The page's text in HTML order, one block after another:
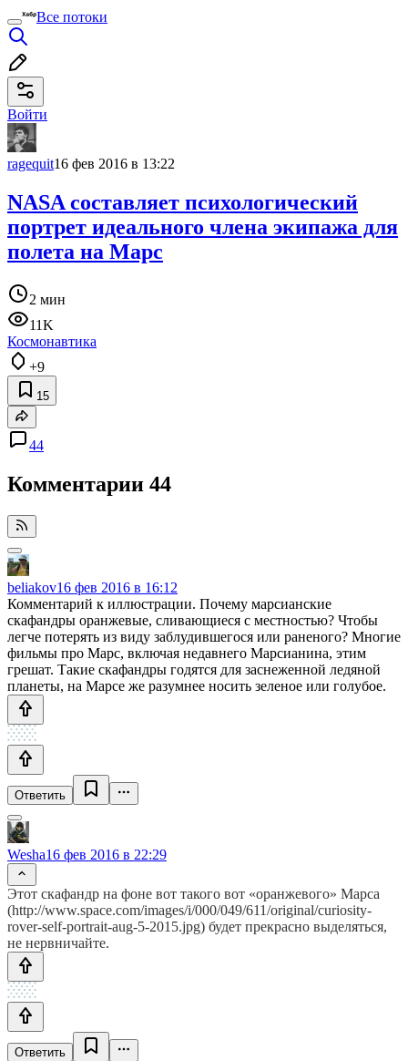
Все потоки
Войти
ragequit16 фев 2016 в 13:22
NASA составляет психологический
портрет идеального члена экипажа для
полета на Марс
2 мин
11K
Космонавтика
+9
15
44
Комментарии 44
beliakov16 фев 2016 в 16:12
Комментарий к иллюстрации. Почему марсианские
скафандры оранжевые, сливающиеся с местностью? Чтобы
легче потерять из виду заблудившегося или раненого? Многие
фильмы про Марс, включая недавнего Марсианина, этим
грешат. Такие скафандры годятся для заснеженной ледяной
планеты, на Марсе же разумнее носить зеленое или голубое.
Ответить
Wesha16 фев 2016 в 22:29
Этот скафандр на фоне вот такого вот «оранжевого» Марса
(http://www.space.com/images/i/000/049/611/original/curiosity-
rover-self-portrait-aug-5-2015.jpg) будет прекрасно выделяться,
не нервничайте.
Ответить